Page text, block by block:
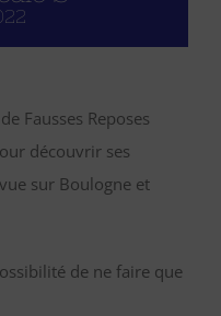
Fausses Reposes
découvrir ses
sur Boulogne et
de ne faire que